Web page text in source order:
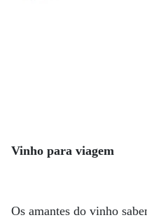
Vinho para viagem
Os amantes do vinho